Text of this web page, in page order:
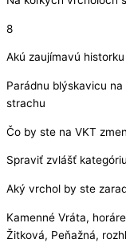
8
Akú zaujímavú
Parádnu blýskavicu
strachu
Čo by ste na VKT
Spraviť zvlášť
Aký vrchol by ste
Kamenné Vráta,
Žitková, Peňažná,